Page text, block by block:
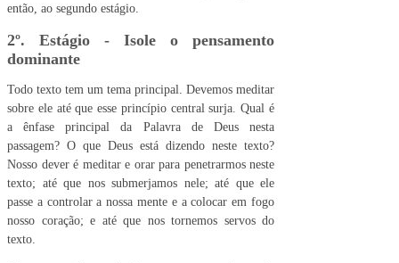
então, ao segundo estágio.
2º. Estágio - Isole o pensamento
dominante
Todo texto tem um tema principal. Devemos meditar
sobre ele até que esse princípio central surja. Qual é
a ênfase principal da Palavra de Deus nesta
passagem? O que Deus está dizendo neste texto?
Nosso dever é meditar e orar para penetrarmos neste
texto; até que nos submerjamos nele; até que ele
passe a controlar a nossa mente e a colocar em fogo
nosso coração; e até que nos tornemos servos do
texto.